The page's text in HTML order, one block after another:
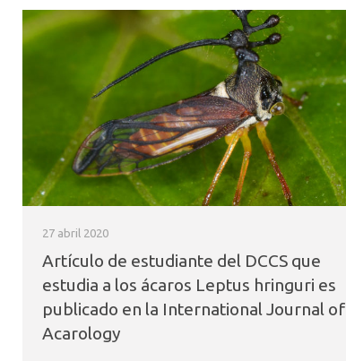
27 abril 2020
Artículo de estudiante del DCCS que
estudia a los ácaros Leptus hringuri es
publicado en la International Journal of
Acarology